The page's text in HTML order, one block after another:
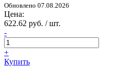
Обновлено 07.08.2026
Цена:
622.62 руб. / шт.
-
+
Купить